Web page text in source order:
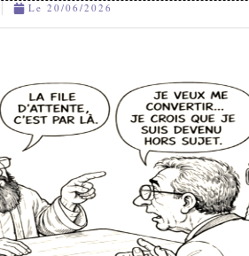
Le 20/06/2026